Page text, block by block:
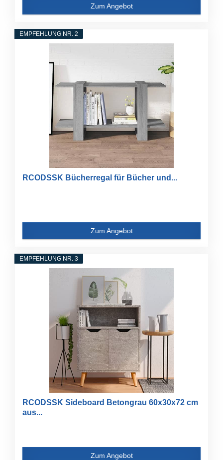
Zum Angebot
EMPFEHLUNG NR. 2
RCODSSK Bücherregal für Bücher und...
Zum Angebot
EMPFEHLUNG NR. 3
RCODSSK Sideboard Betongrau 60x30x72 cm
aus...
Zum Angebot